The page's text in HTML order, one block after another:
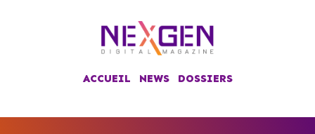
ACCUEIL NEWS DOSSIERS